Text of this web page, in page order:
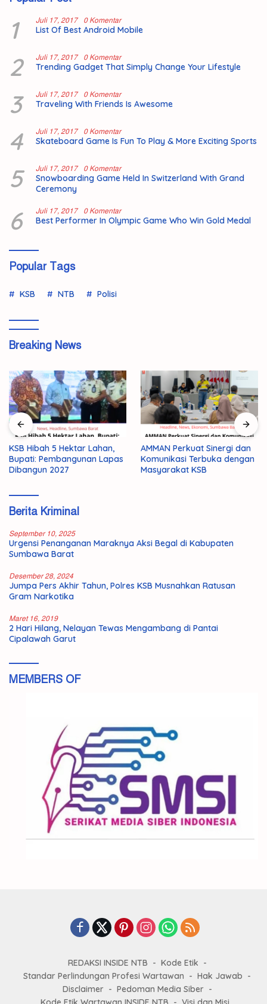
1 Juli 17, 2017 0 Komentar
List Of Best Android Mobile
2 Juli 17, 2017 0 Komentar
Trending Gadget That Simply Change Your Lifestyle
3 Juli 17, 2017 0 Komentar
Traveling With Friends Is Awesome
4 Juli 17, 2017 0 Komentar
Skateboard Game Is Fun To Play & More Exciting Sports
5 Juli 17, 2017 0 Komentar
Snowboarding Game Held In Switzerland With Grand
Ceremony
6 Juli 17, 2017 0 Komentar
Best Performer In Olympic Game Who Win Gold Medal
Popular Tags
KSB NTB Polisi
Breaking News
KSB Hibah 5 Hektar Lahan,
Bupati: Pembangunan Lapas
Dibangun 2027
AMMAN Perkuat Sinergi dan
Komunikasi Terbuka dengan
Masyarakat KSB
Berita Kriminal
September 10, 2025
Urgensi Penanganan Maraknya Aksi Begal di Kabupaten
Sumbawa Barat
Desember 28, 2024
Jumpa Pers Akhir Tahun, Polres KSB Musnahkan Ratusan
Gram Narkotika
Maret 16, 2019
2 Hari Hilang, Nelayan Tewas Mengambang di Pantai
Cipalawah Garut
MEMBERS OF
REDAKSI INSIDE NTB
Kode Etik
Standar Perlindungan Profesi Wartawan
Hak Jawab
Disclaimer
Pedoman Media Siber